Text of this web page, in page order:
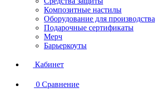
Композитные настилы
Оборудование для производства
Подарочные сертификаты
Мерч
Барьеркоуты
Кабинет
0 Сравнение